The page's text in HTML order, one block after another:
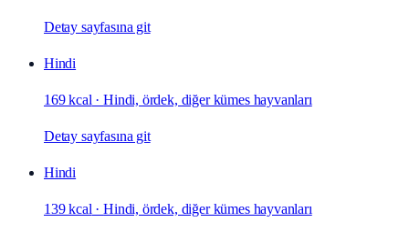
Detay sayfasına git
Hindi
169 kcal ·Hindi, ördek, diğer kümes hayvanları
Detay sayfasına git
Hindi
139 kcal ·Hindi, ördek, diğer kümes hayvanları